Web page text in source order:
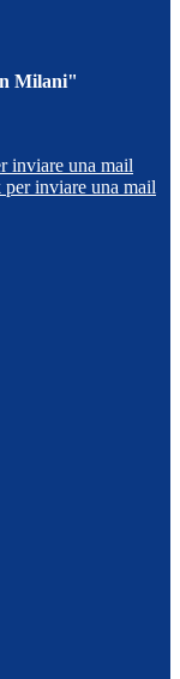
Milani"
inviare una mail
inviare una mail